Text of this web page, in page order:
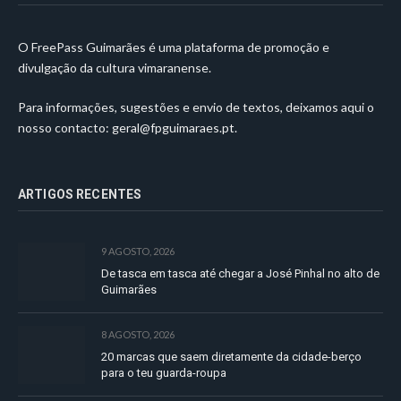
O FreePass Guimarães é uma plataforma de promoção e
divulgação da cultura vimaranense.
Para informações, sugestões e envio de textos, deixamos aqui o
nosso contacto: geral@fpguimaraes.pt.
ARTIGOS RECENTES
9 AGOSTO, 2026
De tasca em tasca até chegar a José Pinhal no alto de
Guimarães
8 AGOSTO, 2026
20 marcas que saem diretamente da cidade-berço
para o teu guarda-roupa